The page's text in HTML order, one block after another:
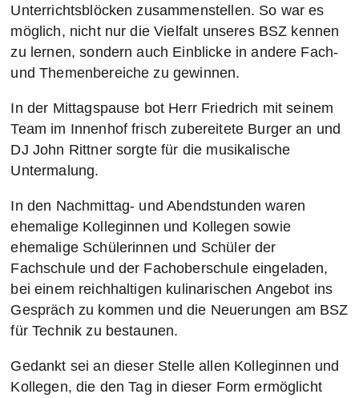
Unterrichtsblöcken zusammenstellen. So war es
möglich, nicht nur die Vielfalt unseres BSZ kennen
zu lernen, sondern auch Einblicke in andere Fach-
und Themenbereiche zu gewinnen.
In der Mittagspause bot Herr Friedrich mit seinem
Team im Innenhof frisch zubereitete Burger an und
DJ John Rittner sorgte für die musikalische
Untermalung.
In den Nachmittag- und Abendstunden waren
ehemalige Kolleginnen und Kollegen sowie
ehemalige Schülerinnen und Schüler der
Fachschule und der Fachoberschule eingeladen,
bei einem reichhaltigen kulinarischen Angebot ins
Gespräch zu kommen und die Neuerungen am BSZ
für Technik zu bestaunen.
Gedankt sei an dieser Stelle allen Kolleginnen und
Kollegen, die den Tag in dieser Form ermöglicht